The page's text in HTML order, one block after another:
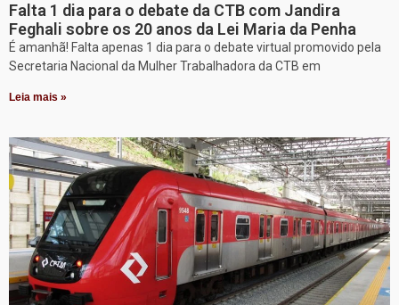
Falta 1 dia para o debate da CTB com Jandira
Feghali sobre os 20 anos da Lei Maria da Penha
É amanhã! Falta apenas 1 dia para o debate virtual promovido pela
Secretaria Nacional da Mulher Trabalhadora da CTB em
Leia mais »